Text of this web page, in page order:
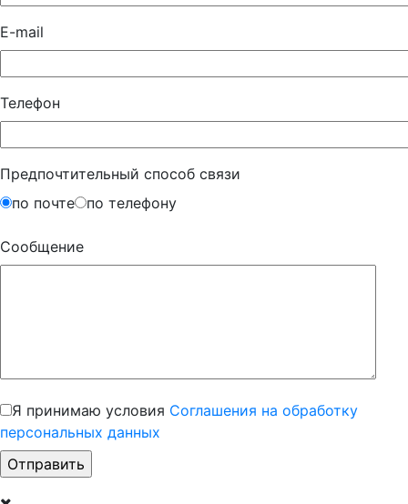
E-mail
Телефон
Предпочтительный способ связи
по почте
по телефону
Сообщение
Я принимаю условия Соглашения на обработку
персональных данных